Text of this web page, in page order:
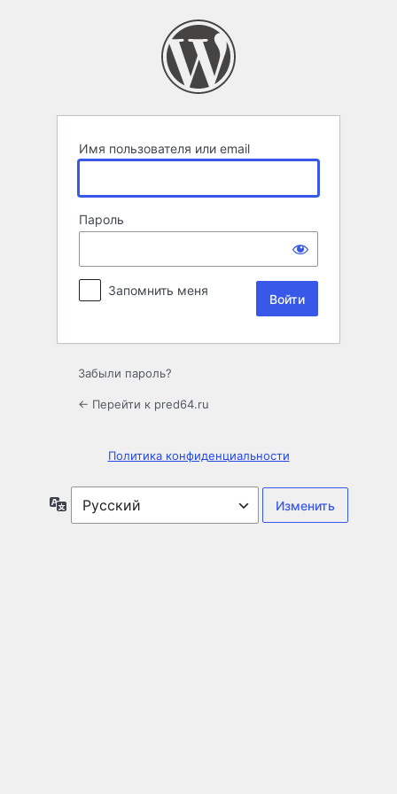
Имя пользователя или email
Пароль
Запомнить меня
Забыли пароль?
← Перейти к pred64.ru
Политика конфиденциальности
Язык